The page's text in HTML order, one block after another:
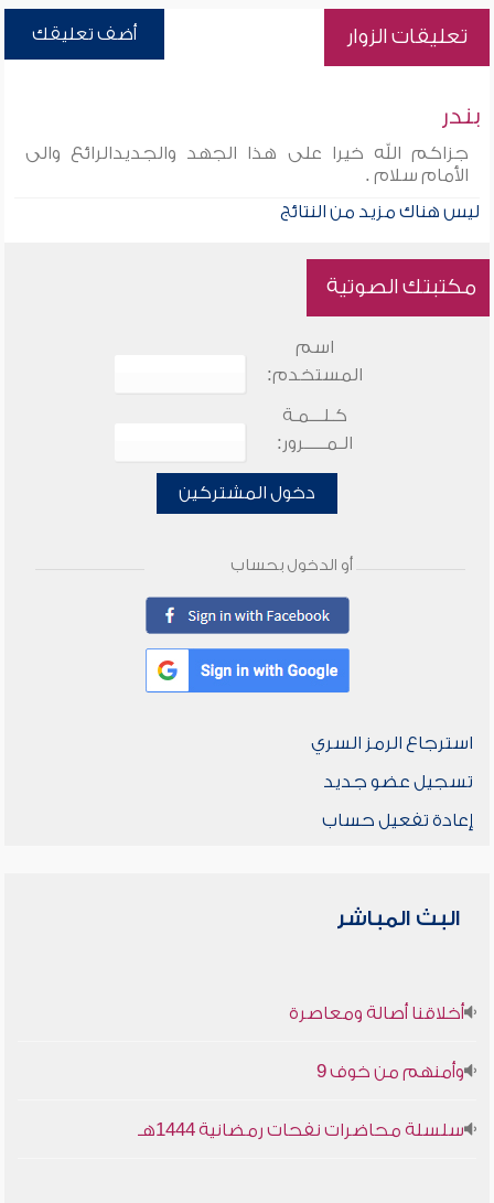
تعليقات الزوار أضف تعليقك
بندر
جزاكم الله خيرا على هذا الجهد والجديدالرائع والى
الأمام سلام .
ليس هناك مزيد من النتائج
مكتبتك الصوتية
اسم
المستخدم:
كـلـــمـة
الـمـــــرور:
دخول المشتركين
أو الدخول بحساب
استرجاع الرمز السري
تسجيل عضو جديد
إعادة تفعيل حساب
البث المباشر
أخلاقنا أصالة ومعاصرة
وأمنهم من خوف 9
سلسلة محاضرات نفحات رمضانية 1444هـ